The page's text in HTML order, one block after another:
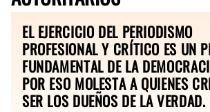
EL EJERCICIO DEL PERIODISMO
PROFESIONAL Y CRÍTICO ES UN
FUNDAMENTAL DE LA
POR ESO MOLESTA A QUIENES
SER LOS DUEÑOS DE LA VERDAD.